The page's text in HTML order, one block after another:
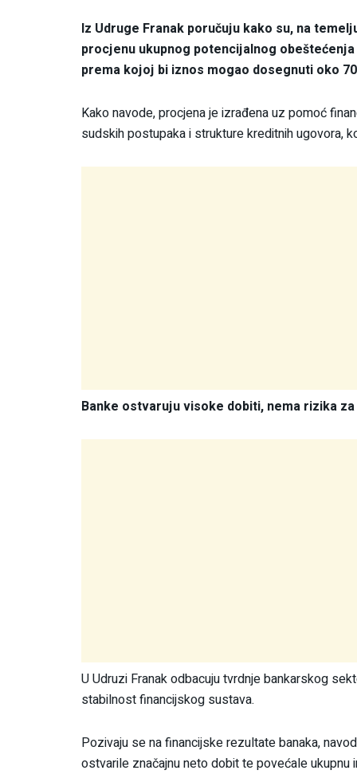
Iz Udruge Franak poručuju kako su, na
procjenu ukupnog potencijalnog
prema kojoj bi iznos mogao dosegnuti oko
Kako navode, procjena je izrađena uz pomoć
sudskih postupaka i strukture kreditnih ugovora,
Banke ostvaruju visoke dobiti, nema rizika
U Udruzi Franak odbacuju tvrdnje bankarskog
stabilnost financijskog sustava.
Pozivaju se na financijske rezultate banaka,
ostvarile značajnu neto dobit te povećale ukupnu